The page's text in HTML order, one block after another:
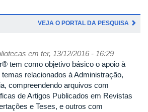
VEJA O PORTAL DA PESQUISA
em ter, 13/12/2016 - 16:29
tem como objetivo básico o apoio à
relacionados à Administração,
compreendendo arquivos com
de Artigos Publicados em Revistas
e Teses, e outros com